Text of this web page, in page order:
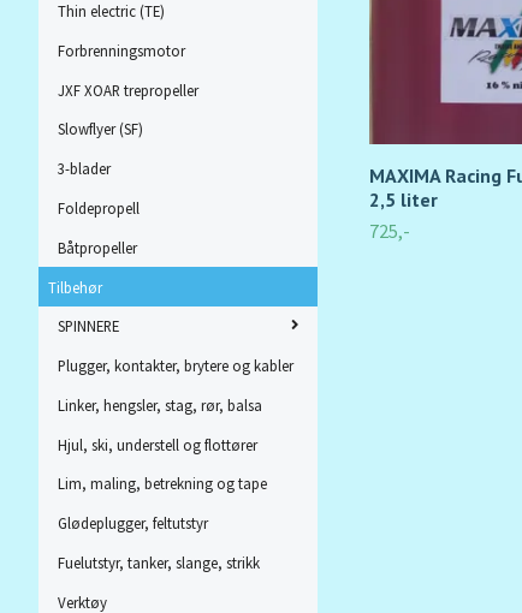
Thin electric (TE)
Forbrenningsmotor
JXF XOAR trepropeller
Slowflyer (SF)
3-blader
Foldepropell
Båtpropeller
Tilbehør
SPINNERE
Plugger, kontakter, brytere og kabler
Linker, hengsler, stag, rør, balsa
Hjul, ski, understell og flottører
Lim, maling, betrekning og tape
Glødeplugger, feltutstyr
Fuelutstyr, tanker, slange, strikk
Verktøy
MAXIMA Racing
2,5 liter
725,-